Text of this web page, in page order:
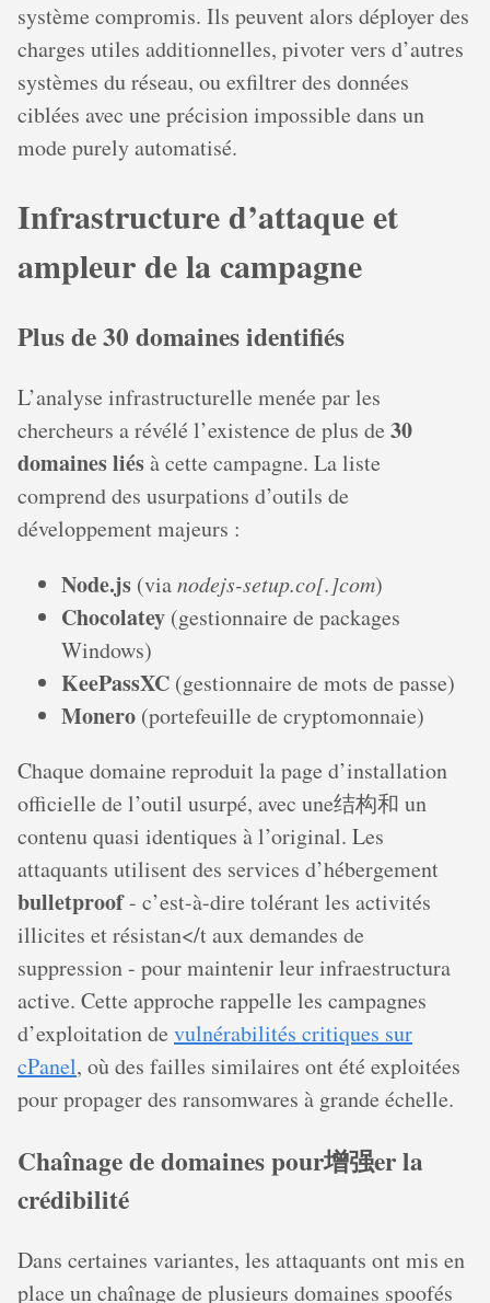
système compromis. Ils peuvent alors déployer des
charges utiles additionnelles, pivoter vers d’autres
systèmes du réseau, ou exfiltrer des données
ciblées avec une précision impossible dans un
mode purely automatisé.
Infrastructure d’attaque et
ampleur de la campagne
Plus de 30 domaines identifiés
L’analyse infrastructurelle menée par les
chercheurs a révélé l’existence de plus de 30
domaines liésà cette campagne. La liste
comprend des usurpations d’outils de
développement majeurs :
Node.js (vianodejs-setup.co[.]com)
Chocolatey (gestionnaire de packages
Windows)
KeePassXC (gestionnaire de mots de passe)
Monero (portefeuille de cryptomonnaie)
Chaque domaine reproduit la page d’installation
officielle de l’outil usurpé, avec une结构和 un
contenu quasi identiques à l’original. Les
attaquants utilisent des services d’hébergement
bulletproof- c’est-à-dire tolérant les activités
illicites et résistan</t aux demandes de
suppression - pour maintenir leur infraestructura
active. Cette approche rappelle les campagnes
d’exploitation de vulnérabilités critiques sur
cPanel, où des failles similaires ont été exploitées
pour propager des ransomwares à grande échelle.
Chaînage de domaines pour增强er la
crédibilité
Dans certaines variantes, les attaquants ont mis en
place un chaînage de plusieurs domaines spoofés